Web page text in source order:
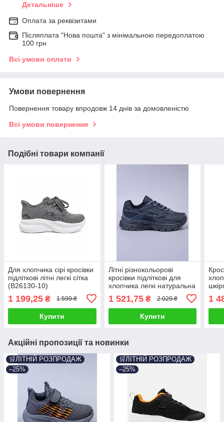
Детальніше
Оплата за реквізитами
Післяплата "Нова пошта" з мінімальною передоплатою
100 грн
Всі умови оплати
Умови повернення
Повернення товару впродовж 14 днів за домовленістю
Всі умови повернення
Подібні товари компанії
Для хлопчика сірі кросівки
підліткові літні легкі сітка
(B26130-10)
1 199,25 ₴ 1 599 ₴
Купити
Літні різнокольорові
кросівки підліткові для
хлопчика легкі натуральна
1 521,75₴ 2 029 ₴
Купити
1
Акційні пропозиції та новинки
🛒ЛІТНІЙ РОЗПРОДАЖ
–25%
🛒ЛІТНІЙ РОЗПРОДАЖ
–25%